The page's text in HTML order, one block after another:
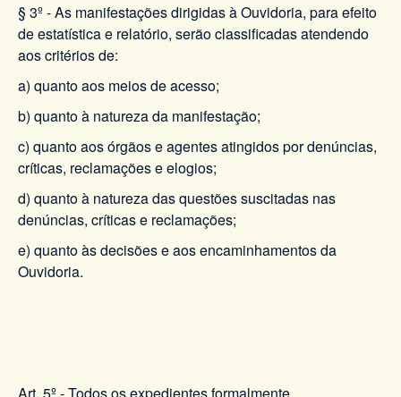
§ 3º - As manifestações dirigidas à Ouvidoria, para efeito
de estatística e relatório, serão classificadas atendendo
aos critérios de:
a) quanto aos meios de acesso;
b) quanto à natureza da manifestação;
c) quanto aos órgãos e agentes atingidos por denúncias,
críticas, reclamações e elogios;
d) quanto à natureza das questões suscitadas nas
denúncias, críticas e reclamações;
e) quanto às decisões e aos encaminhamentos da
Ouvidoria.
Art. 5º - Todos os expedientes formalmente